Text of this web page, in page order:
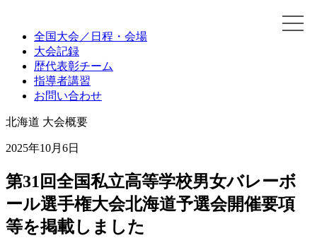
全国大会 ／日程・会場
大会記録
歴代表彰チーム
指導者講習
お問い合わせ
北海道 大会概要
2025年10月6日
第31回全国私立高等学校男女バレーボ
ール選手権大会北海道予選会開催要項
等を掲載しました